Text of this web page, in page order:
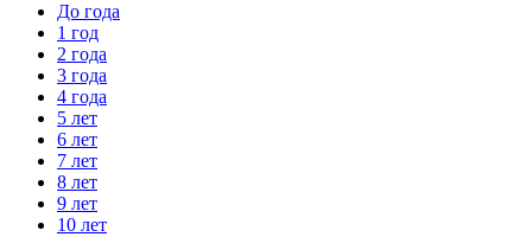
До года
1 год
2 года
3 года
4 года
5 лет
6 лет
7 лет
8 лет
9 лет
10 лет